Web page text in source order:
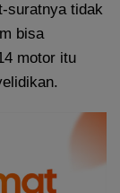
suratnya tidak
bisa
motor itu